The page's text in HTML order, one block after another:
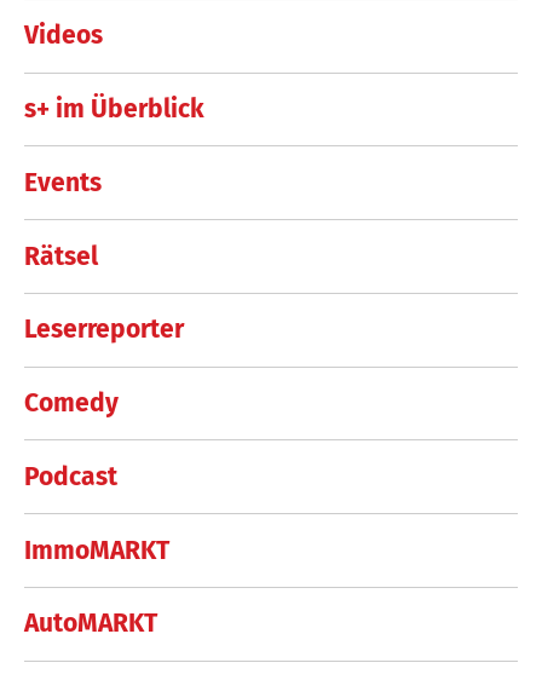
Videos
s+ im Überblick
Events
Rätsel
Leserreporter
Comedy
Podcast
ImmoMARKT
AutoMARKT